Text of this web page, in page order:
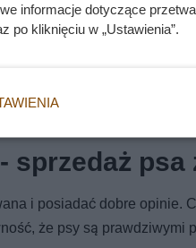
psa
i posiadać dobre opinie.
że psy są prawdziwymi
informacje dotyczące
po kliknięciu w „Ustawienia”.